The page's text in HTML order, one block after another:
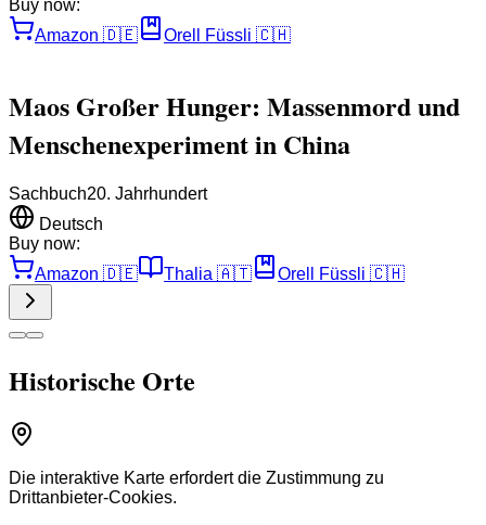
Buy now:
Amazon 🇩🇪 Orell Füssli 🇨🇭
Maos Großer Hunger: Massenmord und
Menschenexperiment in China
Sachbuch20. Jahrhundert
Deutsch
Buy now:
Amazon 🇩🇪 Thalia 🇦🇹 Orell Füssli 🇨🇭
Historische Orte
Die interaktive Karte erfordert die Zustimmung zu
Drittanbieter-Cookies.